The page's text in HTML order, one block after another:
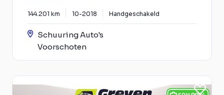
144.201 km 10-2018 Handgeschakeld
Schuuring Auto's
Voorschoten